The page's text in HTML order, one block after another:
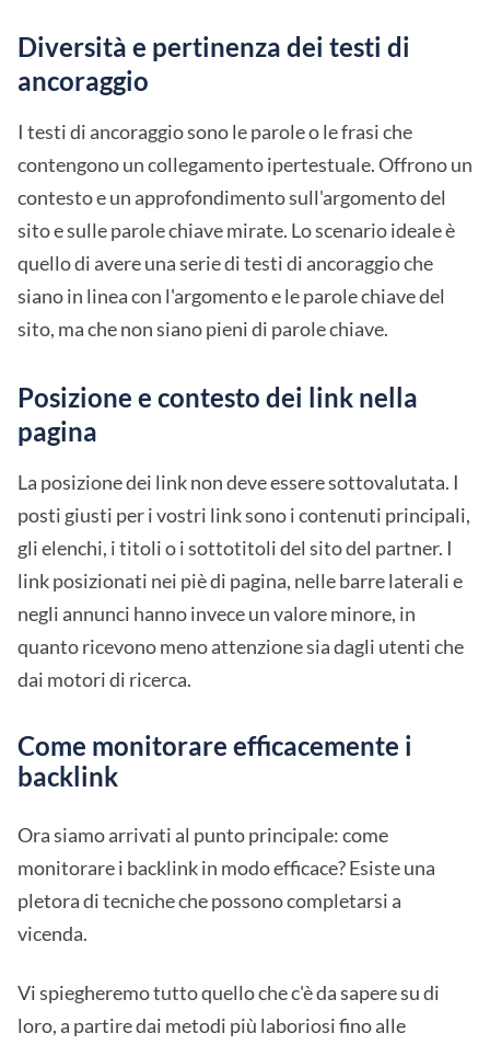
Diversità e pertinenza dei testi di
ancoraggio
I testi di ancoraggio sono le parole o le frasi che
contengono un collegamento ipertestuale. Offrono un
contesto e un approfondimento sull'argomento del
sito e sulle parole chiave mirate. Lo scenario ideale è
quello di avere una serie di testi di ancoraggio che
siano in linea con l'argomento e le parole chiave del
sito, ma che non siano pieni di parole chiave.
Posizione e contesto dei link nella
pagina
La posizione dei link non deve essere sottovalutata. I
posti giusti per i vostri link sono i contenuti principali,
gli elenchi, i titoli o i sottotitoli del sito del partner. I
link posizionati nei piè di pagina, nelle barre laterali e
negli annunci hanno invece un valore minore, in
quanto ricevono meno attenzione sia dagli utenti che
dai motori di ricerca.
Come monitorare efficacemente i
backlink
Ora siamo arrivati al punto principale: come
monitorare i backlink in modo efficace? Esiste una
pletora di tecniche che possono completarsi a
vicenda.
Vi spiegheremo tutto quello che c'è da sapere su di
loro, a partire dai metodi più laboriosi fino alle